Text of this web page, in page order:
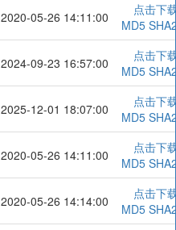
2020-05-26 14:11:00
点击下
MD5
2024-09-23 16:57:00
点击下
MD5
2025-12-01 18:07:00
点击下
MD5
2020-05-26 14:11:00
点击下
MD5
2020-05-26 14:14:00
点击下
MD5